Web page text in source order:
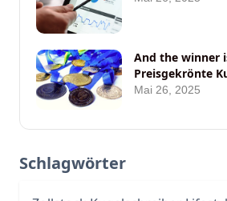
And the winner
Preisgekrönte
ANYBRAND
Mai 26, 2025
Schlagwörter